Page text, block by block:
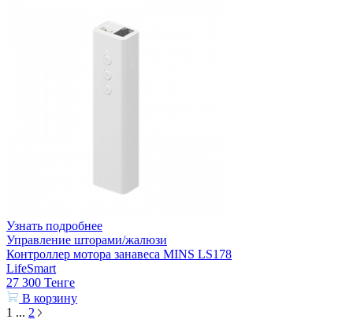
Узнать подробнее
Управление шторами/жалюзи
Контроллер мотора занавеса MINS LS178
LifeSmart
27 300 Тенге
В корзину
1 ... 2